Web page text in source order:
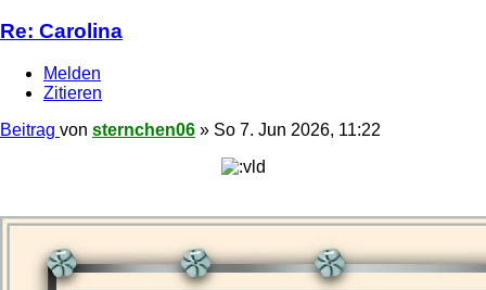
Re: Carolina
Melden
Zitieren
Beitrag von sternchen06 » So 7. Jun 2026, 11:22